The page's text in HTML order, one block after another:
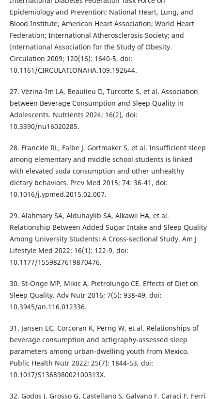
Epidemiology and Prevention; National Heart, Lung, and
Blood Institute; American Heart Association; World Heart
Federation; International Atherosclerosis Society; and
International Association for the Study of Obesity.
Circulation 2009; 120(16): 1640-5, doi:
10.1161/CIRCULATIONAHA.109.192644.
27. Vézina-Im LA, Beaulieu D, Turcotte S, et al. Association
between Beverage Consumption and Sleep Quality in
Adolescents. Nutrients 2024; 16(2), doi:
10.3390/nu16020285.
28. Franckle RL, Falbe J, Gortmaker S, et al. Insufficient sleep
among elementary and middle school students is linked
with elevated soda consumption and other unhealthy
dietary behaviors. Prev Med 2015; 74: 36-41, doi:
10.1016/j.ypmed.2015.02.007.
29. Alahmary SA, Alduhaylib SA, Alkawii HA, et al.
Relationship Between Added Sugar Intake and Sleep Quality
Among University Students: A Cross-sectional Study. Am J
Lifestyle Med 2022; 16(1): 122-9, doi:
10.1177/1559827619870476.
30. St-Onge MP, Mikic A, Pietrolungo CE. Effects of Diet on
Sleep Quality. Adv Nutr 2016; 7(5): 938-49, doi:
10.3945/an.116.012336.
31. Jansen EC, Corcoran K, Perng W, et al. Relationships of
beverage consumption and actigraphy-assessed sleep
parameters among urban-dwelling youth from Mexico.
Public Health Nutr 2022; 25(7): 1844-53, doi:
10.1017/S136898002100313X.
32. Godos J, Grosso G, Castellano S, Galvano F, Caraci F, Ferri